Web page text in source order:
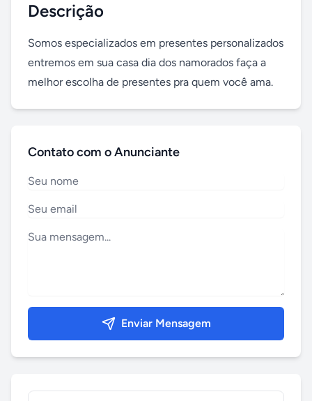
Descrição
Somos especializados em presentes personalizados
entremos em sua casa dia dos namorados faça a
melhor escolha de presentes pra quem você ama.
Contato com o Anunciante
Enviar Mensagem